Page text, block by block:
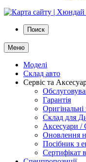
Поиск
Меню
Моделі
Склад авто
Сервіс та
Гарантія
Оригінальні
Склад для
Аксесуари /
Оновлення
Посібник з
Сертифікат